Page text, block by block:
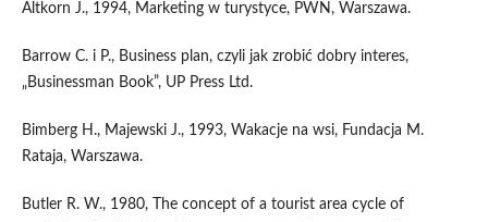
Altkorn J., 1994, Marketing w turystyce, PWN, Warszawa.
Barrow C. i P., Business plan, czyli jak zrobić dobry interes,
„Businessman Book”, UP Press Ltd.
Bimberg H., Majewski J., 1993, Wakacje na wsi, Fundacja M.
Rataja, Warszawa.
Butler R. W., 1980, The concept of a tourist area cycle of